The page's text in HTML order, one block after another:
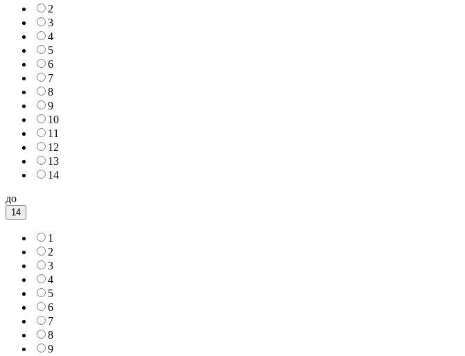
2
3
4
5
6
7
8
9
10
11
12
13
14
до
14
1
2
3
4
5
6
7
8
9